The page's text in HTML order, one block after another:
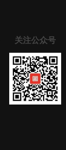
关注公众号